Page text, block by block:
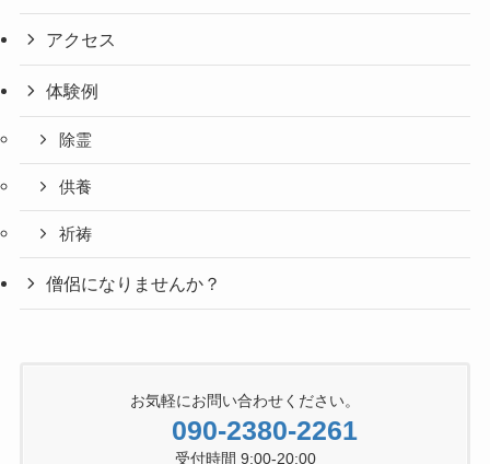
アクセス
体験例
除霊
供養
祈祷
僧侶になりませんか？
お気軽にお問い合わせください。
090-2380-2261
受付時間 9:00-20:00